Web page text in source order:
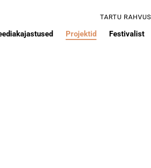
TARTU
Projektid Festivalist